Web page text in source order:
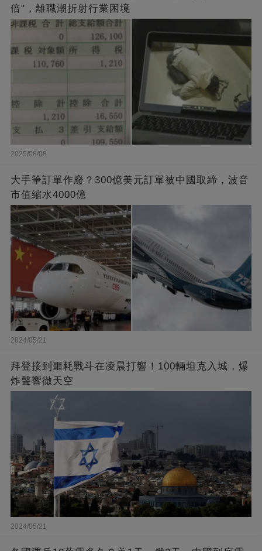
倍"，離職潮折射行業困境
2025/08/08
大手筆訂單作廢？300億美元訂單被中國取締，波音
市值縮水4000億
2024/05/21
拜登接到噩耗戰斗在凌晨打響！100輛坦克入城，爆
炸聲響徹天空
2024/05/21